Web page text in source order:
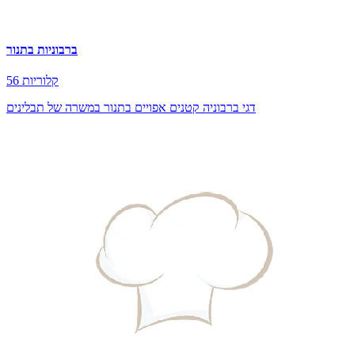
ברבוניות בתנור
56 קלוריות
דגי ברבוניה קטנים אפויים בתנור במשרה של תבלינים